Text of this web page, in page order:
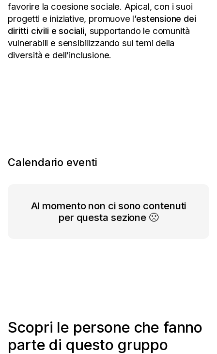
favorire la coesione sociale. Apical, con i suoi
progetti e iniziative, promuove l’estensione dei
diritti civili e sociali, supportando le comunità
vulnerabili e sensibilizzando sui temi della
diversità e dell’inclusione.
Calendario eventi
Al momento non ci sono contenuti
per questa sezione 🙁
Scopri le persone che fanno
parte di questo gruppo